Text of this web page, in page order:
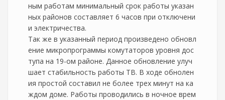
ным работам минимальный срок работы указан
ных районов составляет 6 часов при отключени
и электричества.
Так же в указанный период произведено обновл
ение микропрограммы комутаторов уровня дос
тупа на 19-ом районе. Данное обновление улуч
шает стабильность работы ТВ. В ходе обнолен
ия простой составил не более трех минут на ка
ждом доме. Работы проводились в ночное врем